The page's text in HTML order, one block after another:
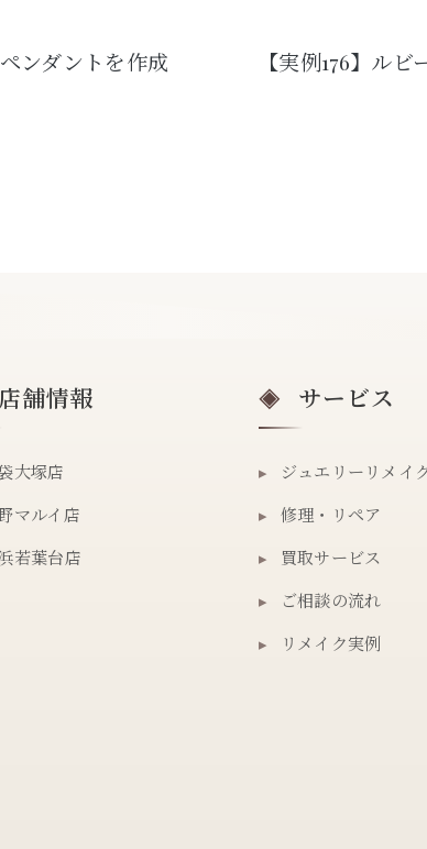
ンダントを作成 【実例176】ル
店舗情報
大塚店
マルイ店
若葉台店
◈ サービス
▸
ジュエリーリメイ
▸
修理・リペア
▸
買取サービス
▸
ご相談の流れ
▸
リメイク実例